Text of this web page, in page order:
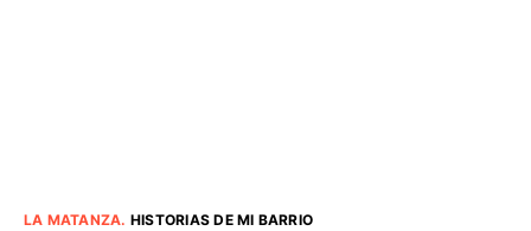
LA MATANZA. HISTORIAS DE MI BARRIO